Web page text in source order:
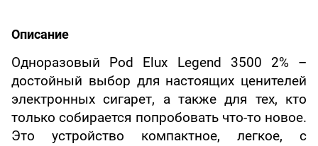
Описание
Одноразовый Pod Elux Legend 3500 2% –
достойный выбор для настоящих ценителей
электронных сигарет, а также для тех, кто
только собирается попробовать что-то новое.
Это устройство компактное, легкое, с